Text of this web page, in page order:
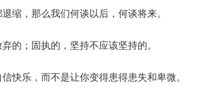
缩，那么我们何谈以后，何谈将来。
的；固执的，坚持不应该坚持的。
快乐，而不是让你变得患得患失和卑微。